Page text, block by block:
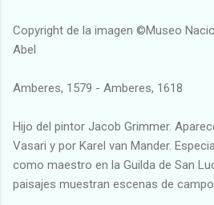
Copyright de la imagen ©Museo
Abel
Amberes, 1579 - Amberes, 1618
Hijo del pintor Jacob Grimmer.
Vasari y por Karel van Mander.
como maestro en la Guilda de San
paisajes muestran escenas de